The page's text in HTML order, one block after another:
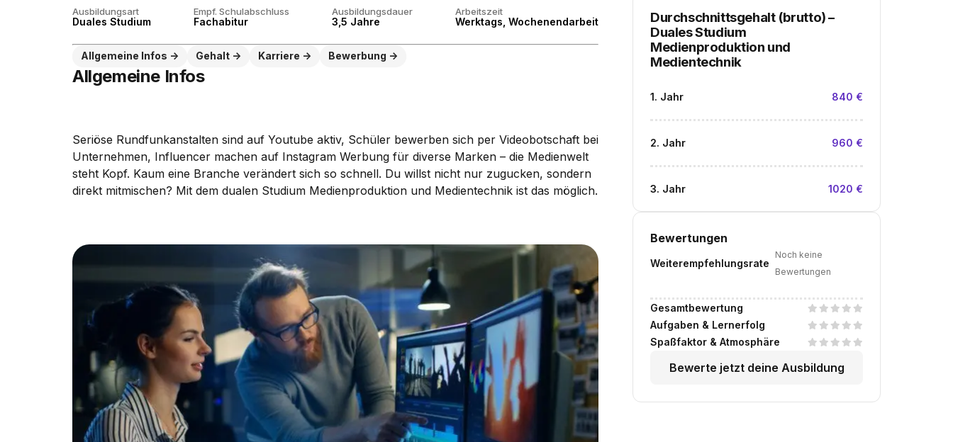
Ausbildungsart
Duales Studium
Empf. Schulabschluss
Fachabitur
Ausbildungsdauer
3,5 Jahre
Arbeitszeit
Werktags, Wochenendarbeit
Allgemeine Infos Gehalt Karriere Bewerbung
Allgemeine Infos
Seriöse Rundfunkanstalten sind auf Youtube aktiv, Schüler bewerben sich per Videobotschaft bei
Unternehmen, Influencer machen auf Instagram Werbung für diverse Marken – die Medienwelt
steht Kopf. Kaum eine Branche verändert sich so schnell. Du willst nicht nur zugucken, sondern
direkt mitmischen? Mit dem dualen Studium Medienproduktion und Medientechnik ist das möglich.
Durchschnittsgehalt (brutto)–
Duales Studium
Medienproduktion und
Medientechnik
1. Jahr 840 €
2. Jahr 960 €
3. Jahr 1020 €
Bewertungen
Weiterempfehlungsrate
Noch keine
Bewertungen
Gesamtbewertung
Aufgaben & Lernerfolg
Spaßfaktor & Atmosphäre
Bewerte jetzt deine Ausbildung